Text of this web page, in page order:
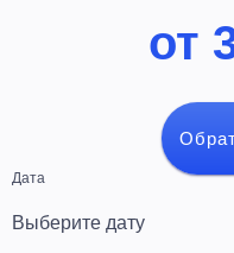
от
Дата